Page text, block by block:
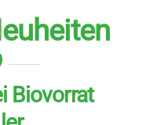
Biovorrat